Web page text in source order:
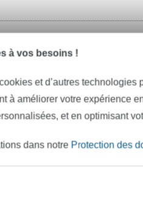
à vos besoins !
et d’autres technologies
à améliorer votre expérience
et en optimisant
dans notre Protection des